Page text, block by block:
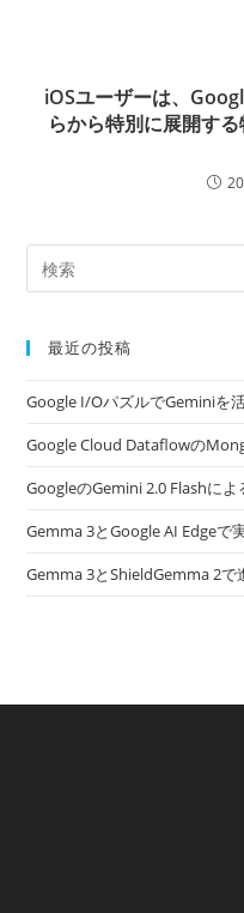
iOSユーザーは、
らから特別に展開す
最近の投稿
Google I/OパズルでGeminiを
Google Cloud Dataflowの
GoogleのGemini 2.0 Flashに
Gemma 3とGoogle AI Edgeで
Gemma 3とShieldGemma 2